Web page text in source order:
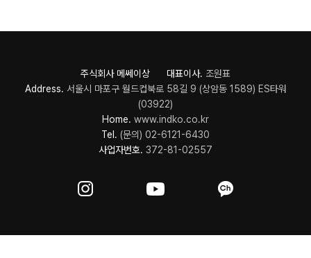
주식회사 메쎄이상 대표이사. 조원표
Address. 서울시 마포구 월드컵북로 58길 9 (상암동 1589) ES타워
(03922)
Home. www.indko.co.kr
Tel. (문의) 02-6121-6430
사업자번호. 372-81-02557